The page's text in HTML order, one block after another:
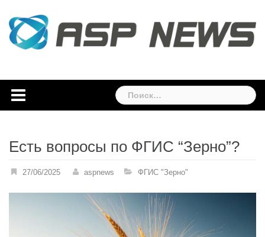
content
Найти:
Есть вопросы по ФГИС “Зерно”?
27/06/2025 aspnews ФГИС "Зерно"